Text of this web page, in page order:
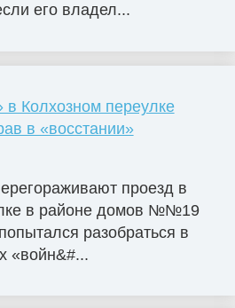
его владел...
Колхозном переулке
в «восстании»
проезд в
в районе домов №№19
разобраться в
«войн&#...